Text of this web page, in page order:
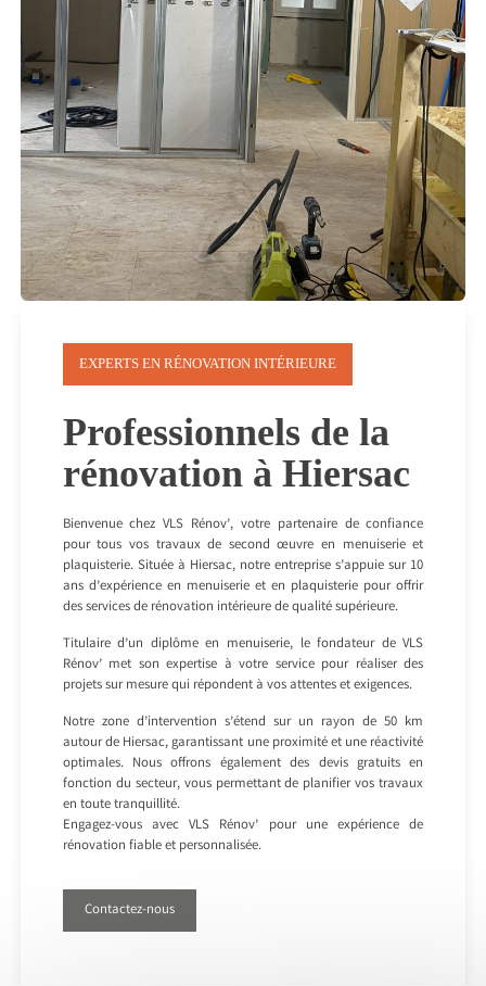
EXPERTS EN RÉNOVATION INTÉRIEURE
Professionnels de la
rénovation à Hiersac
Bienvenue chez VLS Rénov’, votre partenaire de confiance
pour tous vos travaux de second œuvre en menuiserie et
plaquisterie. Située à Hiersac, notre entreprise s’appuie sur 10
ans d’expérience en menuiserie et en plaquisterie pour offrir
des services de rénovation intérieure de qualité supérieure.
Titulaire d’un diplôme en menuiserie, le fondateur de VLS
Rénov’ met son expertise à votre service pour réaliser des
projets sur mesure qui répondent à vos attentes et exigences.
Notre zone d’intervention s’étend sur un rayon de 50 km
autour de Hiersac, garantissant une proximité et une réactivité
optimales. Nous offrons également des devis gratuits en
fonction du secteur, vous permettant de planifier vos travaux
en toute tranquillité.
Engagez-vous avec VLS Rénov’ pour une expérience de
rénovation fiable et personnalisée.
Contactez-nous